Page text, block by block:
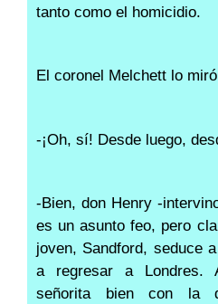
tanto como el homicidio.
El coronel Melchett lo
-¡Oh, sí! Desde luego,
-Bien, don Henry -
es un asunto feo, pero
joven, Sandford, seduce
a regresar a Londres.
señorita bien con la